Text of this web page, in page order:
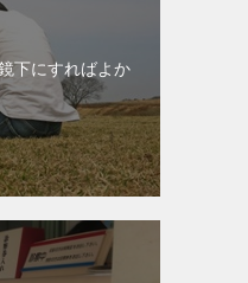
にすればよか